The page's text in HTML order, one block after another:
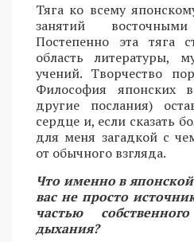
Тяга ко всему
занятий
Постепенно эта тяга
область литературы,
учений. Творчество
Философия японских
другие послания)
сердце и, если сказать
для меня загадкой с
от обычного взгляда.
Что именно в японской
вас не просто
частью
дыхания?